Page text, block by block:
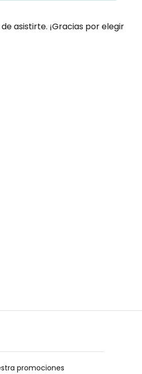
asistirte. ¡Gracias por elegir
promociones